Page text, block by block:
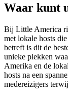
Waar kunt
Bij Little America
met lokale hosts
betreft is dit de
unieke plekken
Amerika en de
hosts na een
medereizigers